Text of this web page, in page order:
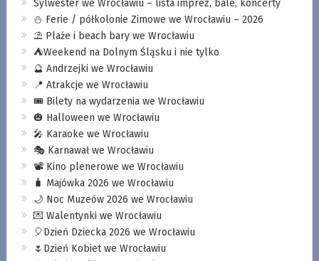
Sylwester we Wrocławiu – lista imprez, bale, koncerty
⛄️ Ferie / półkolonie Zimowe we Wrocławiu – 2026
⛱️ Plaże i beach bary we Wrocławiu
⛺️Weekend na Dolnym Śląsku i nie tylko
🔮 Andrzejki we Wrocławiu
📍 Atrakcje we Wrocławiu
🎟️ Bilety na wydarzenia we Wrocławiu
🎃 Halloween we Wrocławiu
🎤 Karaoke we Wrocławiu
🎭 Karnawał we Wrocławiu
📽️ Kino plenerowe we Wrocławiu
🧳 Majówka 2026 we Wrocławiu
🌙 Noc Muzeów 2026 we Wrocławiu
💌 Walentynki we Wrocławiu
🎈Dzień Dziecka 2026 we Wrocławiu
🌷Dzień Kobiet we Wrocławiu